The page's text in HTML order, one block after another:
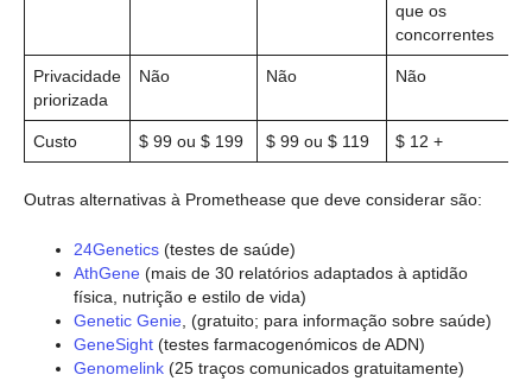
que os
concorrentes
Privacidade
priorizada
Não Não Não
Custo $ 99 ou $ 199 $ 99 ou $ 119 $ 12 +
Outras alternativas à Promethease que deve considerar são:
24Genetics (testes de saúde)
AthGene (mais de 30 relatórios adaptados à aptidão
física, nutrição e estilo de vida)
Genetic Genie, (gratuito; para informação sobre saúde)
GeneSight (testes farmacogenómicos de ADN)
Genomelink (25 traços comunicados gratuitamente)